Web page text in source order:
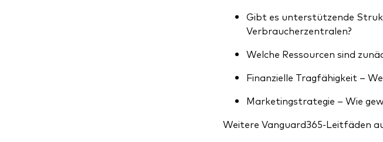
Gibt es unterstützende
Verbraucherzentralen?
Welche Ressourcen sind
Finanzielle Tragfähigkeit –
Marketingstrategie – Wie
Weitere Vanguard365-Leitfäden